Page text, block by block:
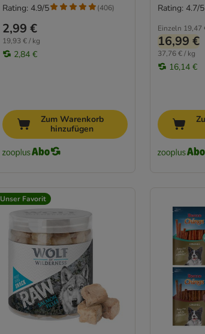
2,99 €
19,93 € / kg
2,84 €
Rating: 4.9/5 (406)
Zum Warenkorb
hinzufügen
Einzeln 19,47
16,99 €
37,76 € / kg
16,14 €
Rating: 4.7/5
Unser Favorit